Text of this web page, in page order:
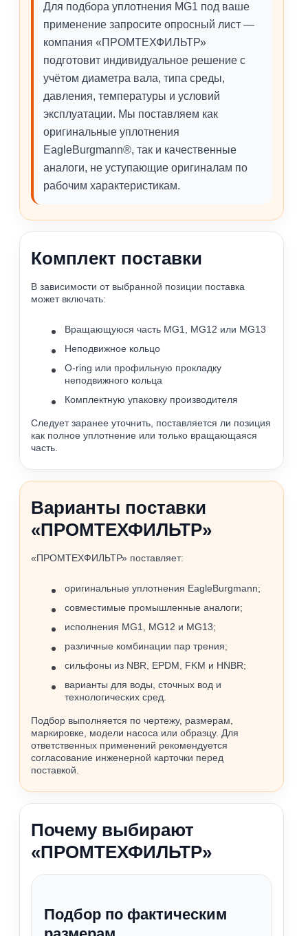
Для подбора уплотнения MG1 под ваше
применение запросите опросный лист —
компания «ПРОМТЕХФИЛЬТР»
подготовит индивидуальное решение с
учётом диаметра вала, типа среды,
давления, температуры и условий
эксплуатации. Мы поставляем как
оригинальные уплотнения
EagleBurgmann®, так и качественные
аналоги, не уступающие оригиналам по
рабочим характеристикам.
Комплект поставки
В зависимости от выбранной позиции поставка
может включать:
Вращающуюся часть MG1, MG12 или MG13
Неподвижное кольцо
O-ring или профильную прокладку
неподвижного кольца
Комплектную упаковку производителя
Следует заранее уточнить, поставляется ли позиция
как полное уплотнение или только вращающаяся
часть.
Варианты поставки
«ПРОМТЕХФИЛЬТР»
«ПРОМТЕХФИЛЬТР» поставляет:
оригинальные уплотнения EagleBurgmann;
совместимые промышленные аналоги;
исполнения MG1, MG12 и MG13;
различные комбинации пар трения;
сильфоны из NBR, EPDM, FKM и HNBR;
варианты для воды, сточных вод и
технологических сред.
Подбор выполняется по чертежу, размерам,
маркировке, модели насоса или образцу. Для
ответственных применений рекомендуется
согласование инженерной карточки перед
поставкой.
Почему выбирают
«ПРОМТЕХФИЛЬТР»
Подбор по фактическим